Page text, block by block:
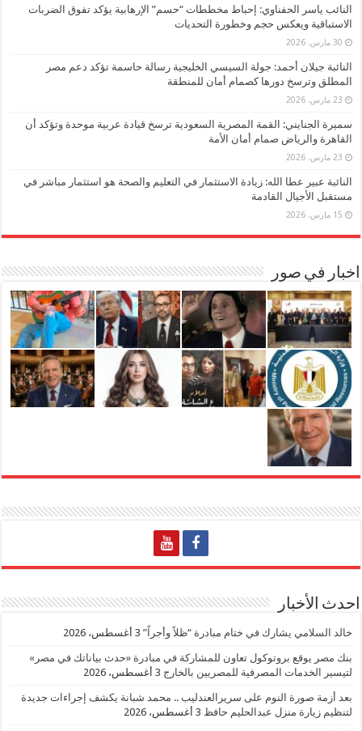
النائب ياسر الحفناوي: إحباط مخططات “حسم” الإرهابية يؤكد تفوق الضربات
الاستباقية ويعكس حجم وخطورة التحديات
30 مارس، 2026
النائبة جيلان أحمد: جولة السيسي الخليجية رسالة حاسمة تؤكد دعم مصر
المطلق وترسخ دورها كصمام أمان للمنطقة
23 مارس، 2026
سميرة الجنايني: القمة المصرية السعودية ترسخ قيادة عربية موحدة وتؤكد أن
القاهرة والرياض صمام أمان الأمة
23 مارس، 2026
النائبة عبير عطا الله: زيادة الاستثمار في التعليم والصحة هو استثمار مباشر في
مستقبل الأجيال القادمة
15 مارس، 2026
اخبار في صور
احدث الأخبار
خالد السلامي يشارك في ختام مبادرة “ظلاً وأجراً” 3 أغسطس، 2026
بنك مصر يوقع بروتوكول تعاون للمشاركة في مبادرة «حدث بياناتك في مصر»
لتيسير الخدمات المصرفية للمصريين بالخارج 3 أغسطس، 2026
بعد أزمة صورة النوم على سريرالعندليب .. محمد شبانة يكشف إجراءات جديدة
لتنظيم زيارة منزل عبدالحليم حافظ 3 أغسطس، 2026